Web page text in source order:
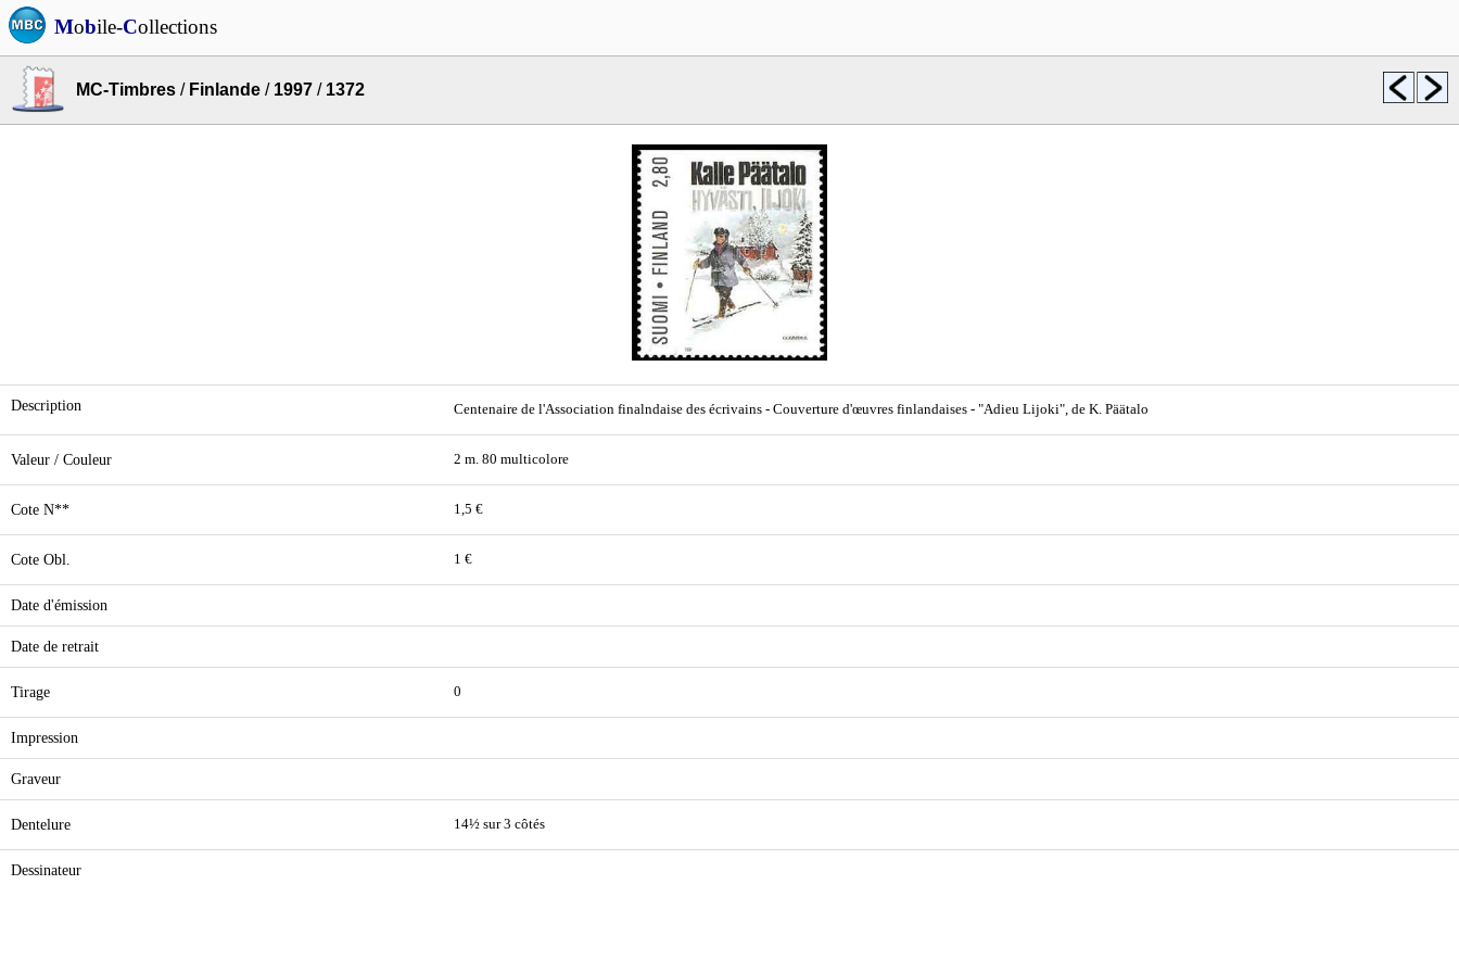
Mobile-Collections
MC-Timbres / Finlande / 1997 / 1372
Description Centenaire de l'Association finalndaise des écrivains - Couverture d'œuvres finlandaises - "Adieu Lijoki", de K. Päätalo
Valeur / Couleur 2 m. 80 multicolore
Cote N** 1,5 €
Cote Obl. 1 €
Date d'émission
Date de retrait
Tirage 0
Impression
Graveur
Dentelure 14½ sur 3 côtés
Dessinateur